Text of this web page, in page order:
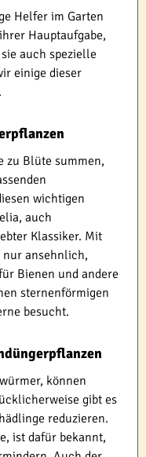
Helfer im Garten
Hauptaufgabe,
auch spezielle
einige dieser
zu Blüte summen,
wichtigen
auch
Klassiker. Mit
ansehnlich,
Bienen und andere
sternenförmigen
besucht.
können
gibt es
reduzieren.
ist dafür bekannt,